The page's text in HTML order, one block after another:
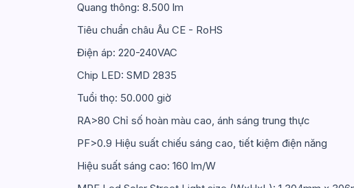
Quang thông: 8.500 lm
Tiêu chuẩn châu Âu CE - RoHS
Điện áp: 220-240VAC
Chip LED: SMD 2835
Tuổi thọ: 50.000 giờ
RA>80 Chỉ số hoàn màu cao, ánh sáng trung thực
PF>0.9 Hiệu suất chiếu sáng cao, tiết kiệm điện năng
Hiệu suất sáng cao: 160 lm/W